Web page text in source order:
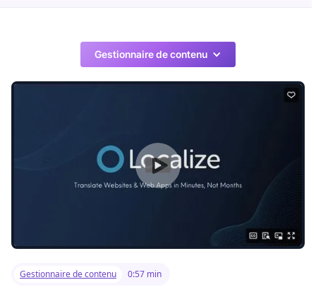
Gestionnaire de contenu
Gestionnaire de contenu 0:57 min